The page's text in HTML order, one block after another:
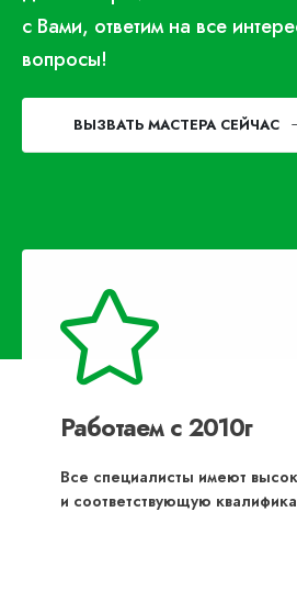
с Вами, ответим на все
вопросы!
ВЫЗВАТЬ МАСТЕРА СЕЙЧАС
Работаем с 2010г
Все специалисты имеют
и соответствующую